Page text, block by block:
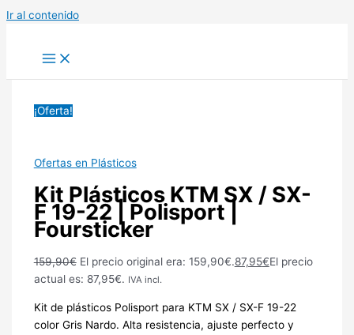
Ir al contenido
¡Oferta!
Ofertas en Plásticos
Kit Plásticos KTM SX / SX-
F 19-22 | Polisport |
Foursticker
159,90€ El precio original era: 159,90€.87,95€El precio
actual es: 87,95€. IVA incl.
Kit de plásticos Polisport para KTM SX / SX-F 19-22
color Gris Nardo. Alta resistencia, ajuste perfecto y